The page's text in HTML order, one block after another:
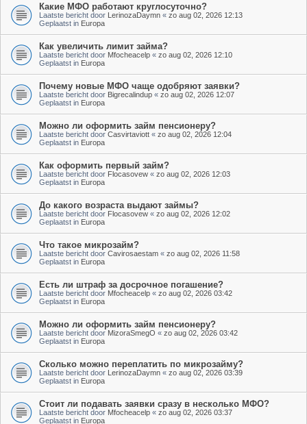
Какие МФО работают круглосуточно?
Laatste bericht door LerinozaDaymn « zo aug 02, 2026 12:13
Geplaatst in Europa
Как увеличить лимит займа?
Laatste bericht door Mfocheacelp « zo aug 02, 2026 12:10
Geplaatst in Europa
Почему новые МФО чаще одобряют заявки?
Laatste bericht door Bigrecalindup « zo aug 02, 2026 12:07
Geplaatst in Europa
Можно ли оформить займ пенсионеру?
Laatste bericht door Casvirtaviott « zo aug 02, 2026 12:04
Geplaatst in Europa
Как оформить первый займ?
Laatste bericht door Flocasovew « zo aug 02, 2026 12:03
Geplaatst in Europa
До какого возраста выдают займы?
Laatste bericht door Flocasovew « zo aug 02, 2026 12:02
Geplaatst in Europa
Что такое микрозайм?
Laatste bericht door Cavirosaestam « zo aug 02, 2026 11:58
Geplaatst in Europa
Есть ли штраф за досрочное погашение?
Laatste bericht door Mfocheacelp « zo aug 02, 2026 03:42
Geplaatst in Europa
Можно ли оформить займ пенсионеру?
Laatste bericht door MizoraSmegO « zo aug 02, 2026 03:42
Geplaatst in Europa
Сколько можно переплатить по микрозайму?
Laatste bericht door LerinozaDaymn « zo aug 02, 2026 03:39
Geplaatst in Europa
Стоит ли подавать заявки сразу в несколько МФО?
Laatste bericht door Mfocheacelp « zo aug 02, 2026 03:37
Geplaatst in Europa